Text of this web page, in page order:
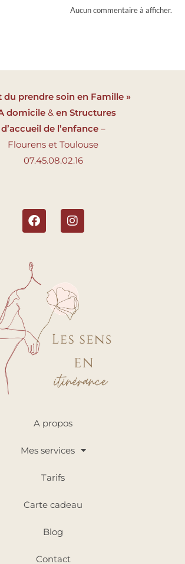
Aucun commentaire à afficher.
du prendre soin en Famille »
domicile & en Structures
d’accueil de l’enfance –
Flourens et Toulouse
07.45.08.02.16
A propos
Mes services
Tarifs
Carte cadeau
Blog
Contact